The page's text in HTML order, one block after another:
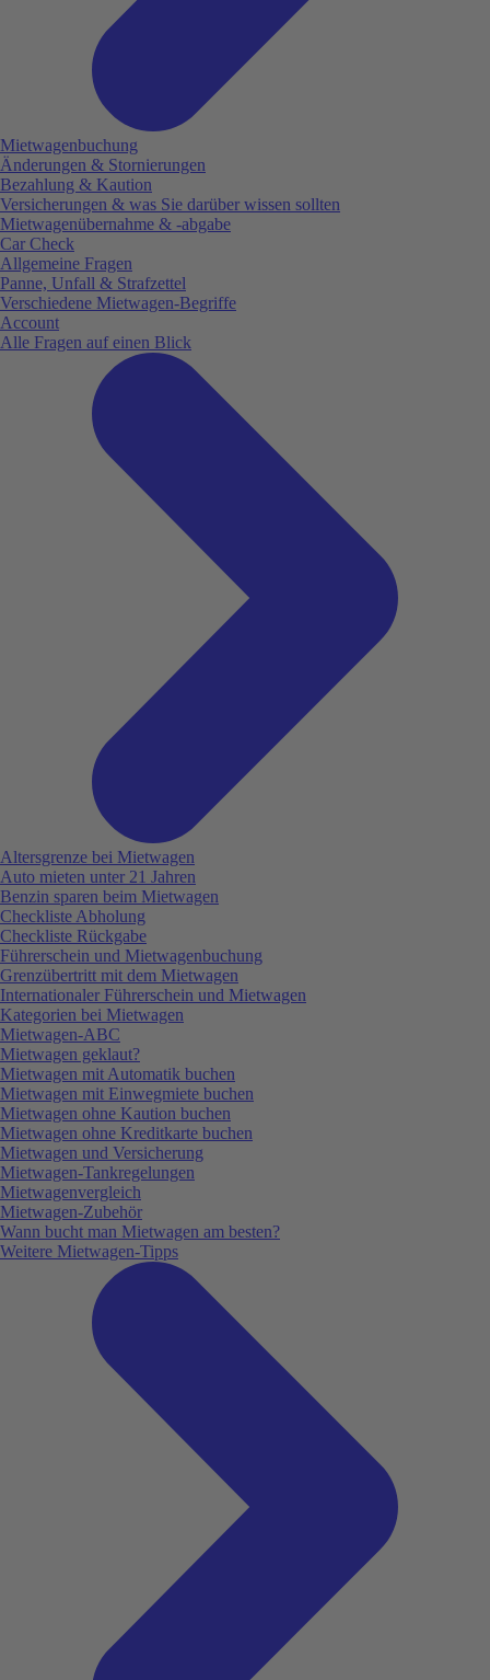
Mietwagenbuchung
Änderungen & Stornierungen
Bezahlung & Kaution
Versicherungen & was Sie darüber wissen sollten
Mietwagenübernahme & -abgabe
Car Check
Allgemeine Fragen
Panne, Unfall & Strafzettel
Verschiedene Mietwagen-Begriffe
Account
Alle Fragen auf einen Blick
Altersgrenze bei Mietwagen
Auto mieten unter 21 Jahren
Benzin sparen beim Mietwagen
Checkliste Abholung
Checkliste Rückgabe
Führerschein und Mietwagenbuchung
Grenzübertritt mit dem Mietwagen
Internationaler Führerschein und Mietwagen
Kategorien bei Mietwagen
Mietwagen-ABC
Mietwagen geklaut?
Mietwagen mit Automatik buchen
Mietwagen mit Einwegmiete buchen
Mietwagen ohne Kaution buchen
Mietwagen ohne Kreditkarte buchen
Mietwagen und Versicherung
Mietwagen-Tankregelungen
Mietwagenvergleich
Mietwagen-Zubehör
Wann bucht man Mietwagen am besten?
Weitere Mietwagen-Tipps